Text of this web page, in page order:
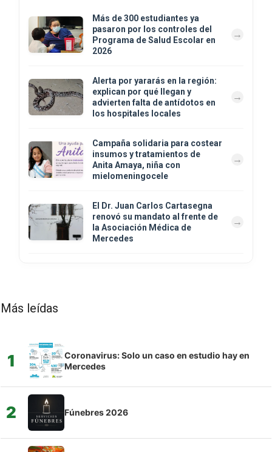
Más de 300 estudiantes ya
pasaron por los controles del
Programa de Salud Escolar en
2026
Alerta por yararás en la región:
explican por qué llegan y
advierten falta de antídotos en
los hospitales locales
Campaña solidaria para costear
insumos y tratamientos de
Anita Amaya, niña con
mielomeningocele
El Dr. Juan Carlos Cartasegna
renovó su mandato al frente de
la Asociación Médica de
Mercedes
Más leídas
1
Coronavirus: Solo un caso en estudio hay en
Mercedes
2 Fúnebres 2026